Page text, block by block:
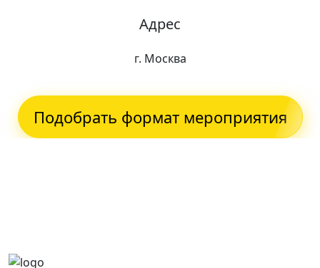
Адрес
г. Москва
Подобрать формат мероприятия